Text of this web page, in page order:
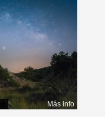
Más info